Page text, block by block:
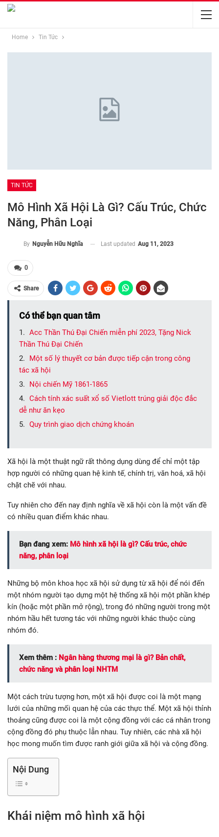
Home Tin Tức
TIN TỨC
Mô Hình Xã Hội Là Gì? Cấu Trúc, Chức
Năng, Phân Loại
By Nguyễn Hữu Nghĩa Last updated Aug 11, 2023
0
Share
Có thể bạn quan tâm
Acc Thần Thú Đại Chiến miễn phí 2023, Tặng Nick
Thần Thú Đại Chiến
Một số lý thuyết cơ bản được tiếp cận trong công
tác xã hội
Nội chiến Mỹ 1861-1865
Cách tính xác suất xổ số Vietlott trúng giải độc đắc
dễ như ăn kẹo
Quy trình giao dịch chứng khoán
Xã hội là một thuật ngữ rất thông dụng dùng để chỉ một tập
hợp người có những quan hệ kinh tế, chính trị, văn hoá, xã hội
chặt chẽ với nhau.
Tuy nhiên cho đến nay định nghĩa về xã hội còn là một vấn đề
có nhiều quan điểm khác nhau.
Bạn đang xem: Mô hình xã hội là gì? Cấu trúc, chức
năng, phân loại
Những bộ môn khoa học xã hội sử dụng từ xã hội để nói đến
một nhóm người tạo dựng một hệ thống xã hội một phần khép
kín (hoặc một phần mở rộng), trong đó những người trong một
nhóm hầu hết tương tác với những người khác thuộc cùng
nhóm đó.
Xem thêm : Ngân hàng thương mại là gì? Bản chất,
chức năng và phân loại NHTM
Một cách trừu tượng hơn, một xã hội được coi là một mạng
lưới của những mối quan hệ của các thực thể. Một xã hội thỉnh
thoảng cũng được coi là một cộng đồng với các cá nhân trong
cộng đồng đó phụ thuộc lẫn nhau. Tuy nhiên, các nhà xã hội
học mong muốn tìm được ranh giới giữa xã hội và cộng đồng.
Nội Dung
Khái niệm mô hình xã hội